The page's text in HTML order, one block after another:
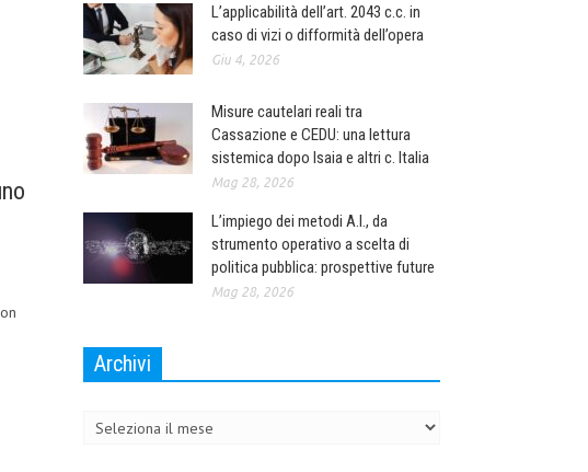
L’applicabilità dell’art. 2043 c.c. in
caso di vizi o difformità dell’opera
Giu 4, 2026
Misure cautelari reali tra
Cassazione e CEDU: una lettura
sistemica dopo Isaia e altri c. Italia
Mag 28, 2026
L’impiego dei metodi A.I., da
strumento operativo a scelta di
politica pubblica: prospettive future
Mag 28, 2026
Archivi